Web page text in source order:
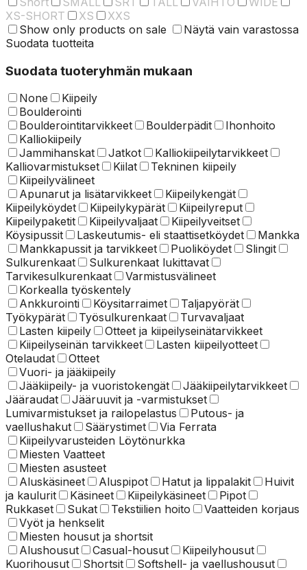
XS-SHORT
XS
XXS
Show only products on sale
Näytä vain varastossa
Suodata tuotteita
Suodata tuoteryhmän mukaan
None
Kiipeily
Boulderointi
Boulderointitarvikkeet
Boulderpädit
Ihonhoito
Kalliokiipeily
Jammihanskat
Jatkot
Kalliokiipeilytarvikkeet
Kalliovarmistukset
Kiilat
Tekninen kiipeily
Kiipeilyvälineet
Apunarut ja lisätarvikkeet
Kiipeilykengät
Kiipeilyköydet
Kiipeilykypärät
Kiipeilyreput
Kiipeilypaketit
Kiipeilyvaljaat
Kiipeilyveitset
Köysipussit
Laskeutumis- eli staattisetköydet
Mankka
Mankkapussit ja tarvikkeet
Puoliköydet
Slingit
Sulkurenkaat
Sulkurenkaat lukittavat
Tarvikesulkurenkaat
Varmistusvälineet
Korkealla työskentely
Ankkurointi
Köysitarraimet
Taljapyörät
Työkypärät
Työsulkurenkaat
Turvavaljaat
Lasten kiipeily
Otteet ja kiipeilyseinätarvikkeet
Kiipeilyseinän tarvikkeet
Lasten kiipeilyotteet
Otelaudat
Otteet
Vuori- ja jääkiipeily
Jääkiipeily- ja vuoristokengät
Jääkiipeilytarvikkeet
Jääraudat
Jääruuvit ja -varmistukset
Lumivarmistukset ja railopelastus
Putous- ja
vaellushakut
Säärystimet
Via Ferrata
Kiipeilyvarusteiden Löytönurkka
Miesten Vaatteet
Miesten asusteet
Aluskäsineet
Aluspipot Hatut ja lippalakit
Huivit
ja kaulurit
Käsineet Kiipeilykäsineet
Pipot
Rukkaset
Sukat Tekstiilien hoito
Vaatteiden korjaus
Vyöt ja henkselit
Miesten housut ja shortsit
Alushousut
Casual-housut
Kiipeilyhousut
Kuorihousut
Shortsit
Softshell- ja vaellushousut